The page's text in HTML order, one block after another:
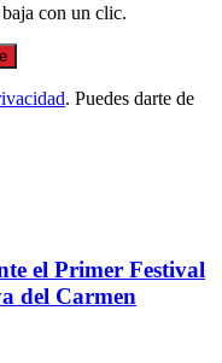
con un clic.
. Puedes darte de
el Primer Festival
del Carmen